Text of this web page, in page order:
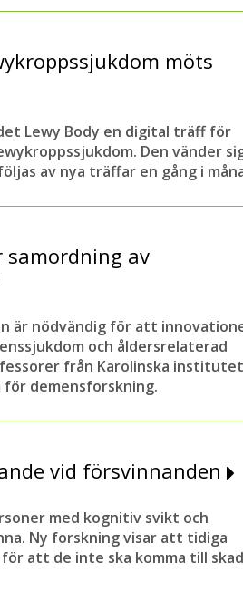
möts
Lewy Body en digital träff för
Den vänder
av nya träffar en gång i
samordning av
är nödvändig för att
och åldersrelaterad
från Karolinska
demensforskning.
vid försvinnanden
med kognitiv svikt och
Ny forskning visar att tidiga
att de inte ska komma till